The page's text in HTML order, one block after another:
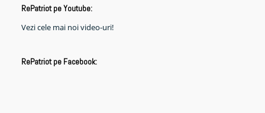
RePatriot pe Youtube:
Vezi cele mai noi video-uri!
RePatriot pe Facebook: